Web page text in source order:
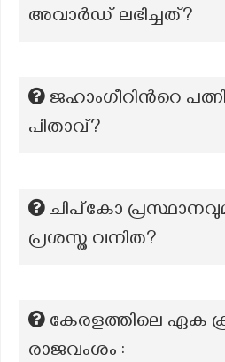
അവാര്‍ഡ്‌ ലഭിച്ചത്?
ജഹാംഗീറിൻറെ
പിതാവ്?
ചിപ്കോ
പ്രശസ്ത വനിത?
കേരളത്തിലെ ഏക
രാജവംശം :